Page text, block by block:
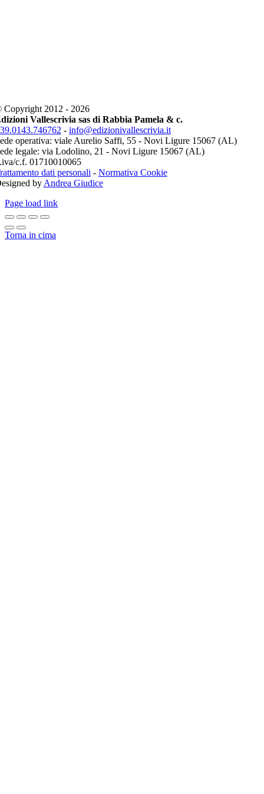
Copyright 2012 - 2026
Vallescrivia sas di Rabbia Pamela & c.
- info@edizionivallescrivia.it
operativa: viale Aurelio Saffi, 55 - Novi Ligure 15067 (AL)
legale: via Lodolino, 21 - Novi Ligure 15067 (AL)
c.f. 01710010065
dati personali- Normativa Cookie
byAndrea Giudice
Page load link
Torna in cima